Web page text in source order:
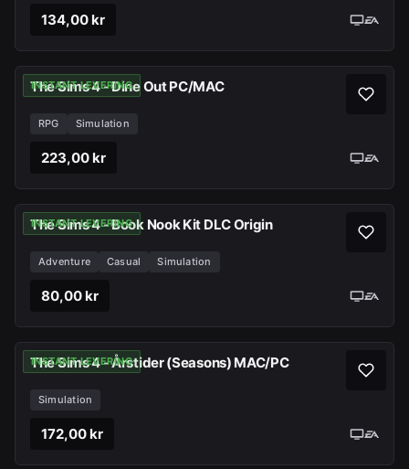
134,00 kr
INSTANT LEVERING
The Sims 4 - Dine Out PC/MAC
RPG Simulation
223,00 kr
INSTANT LEVERING
The Sims 4 - Book Nook Kit DLC Origin
Adventure Casual Simulation
80,00 kr
INSTANT LEVERING
The Sims 4 - Årstider (Seasons) MAC/PC
Simulation
172,00 kr